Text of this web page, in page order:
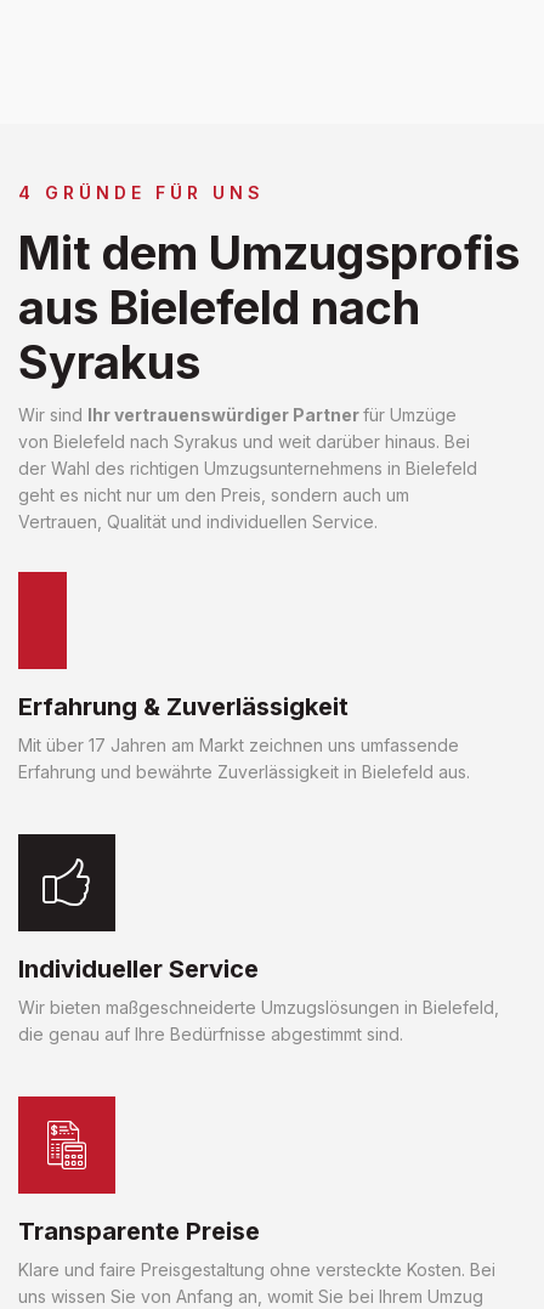
4 GRÜNDE FÜR UNS
Mit dem Umzugsprofis
aus Bielefeld nach
Syrakus
Wir sind Ihr vertrauenswürdiger Partnerfür Umzüge
von Bielefeld nach Syrakus und weit darüber hinaus. Bei
der Wahl des richtigen Umzugsunternehmens in Bielefeld
geht es nicht nur um den Preis, sondern auch um
Vertrauen, Qualität und individuellen Service.
Erfahrung & Zuverlässigkeit
Mit über 17 Jahren am Markt zeichnen uns umfassende
Erfahrung und bewährte Zuverlässigkeit in Bielefeld aus.
Individueller Service
Wir bieten maßgeschneiderte Umzugslösungen in Bielefeld,
die genau auf Ihre Bedürfnisse abgestimmt sind.
Transparente Preise
Klare und faire Preisgestaltung ohne versteckte Kosten. Bei
uns wissen Sie von Anfang an, womit Sie bei Ihrem Umzug